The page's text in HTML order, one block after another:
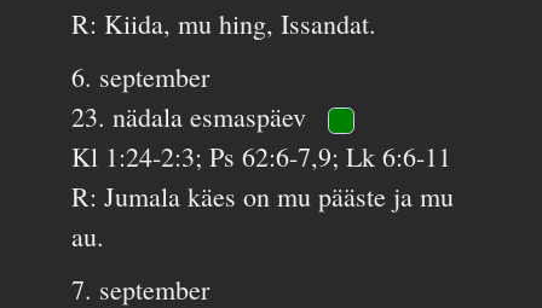
R: Kiida, mu hing, Issandat.
6. september
23. nädala esmaspäev
Kl 1:24-2:3; Ps 62:6-7,9; Lk 6:6-11
R: Jumala käes on mu pääste ja mu
au.
7. september